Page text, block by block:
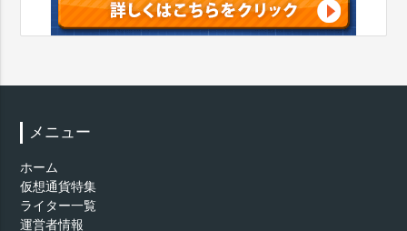
メニュー
ホーム
仮想通貨特集
ライター一覧
運営者情報